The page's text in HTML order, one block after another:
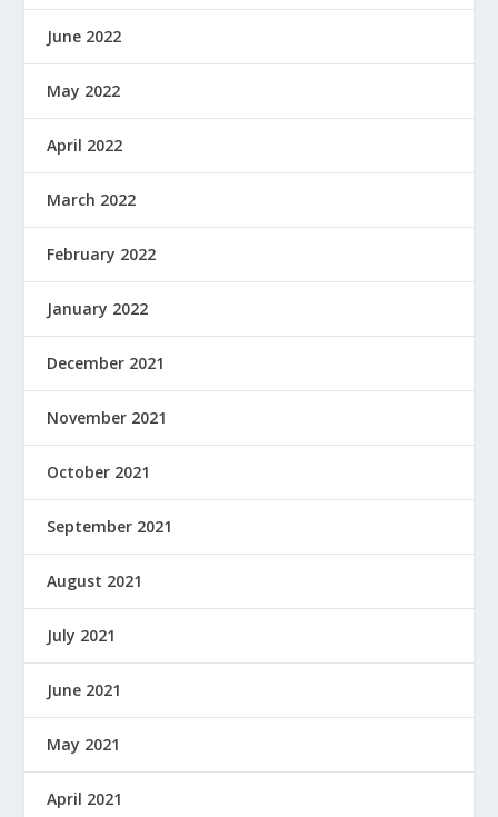
June 2022
May 2022
April 2022
March 2022
February 2022
January 2022
December 2021
November 2021
October 2021
September 2021
August 2021
July 2021
June 2021
May 2021
April 2021